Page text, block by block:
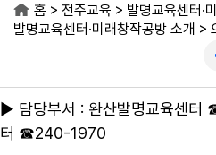
홈 > 전주교육 > 발명교육센터·
발명교육센터·미래창작공방 소개 >
▶ 담당부서 : 완산발명교육센터
터 ☎240-1970